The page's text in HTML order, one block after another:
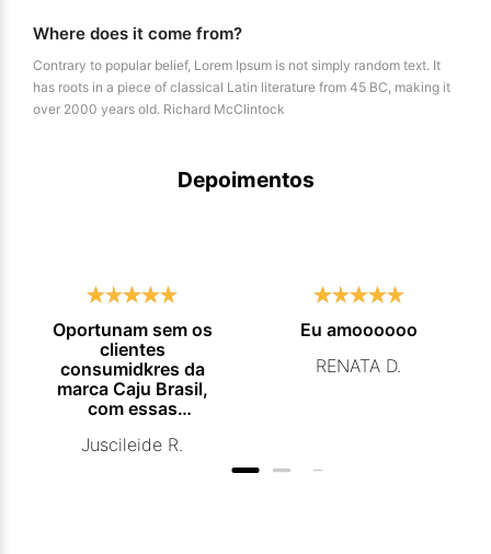
Where does it come from?
Contrary to popular belief, Lorem Ipsum is not simply random text. It
has roots in a piece of classical Latin literature from 45 BC, making it
over 2000 years old. Richard McClintock
Depoimentos
Oportunam sem os
clientes
consumidkres da
marca Caju Brasil,
com essas
promocionais de
Juscileide R.
Eu amoooooo
RENATA D.